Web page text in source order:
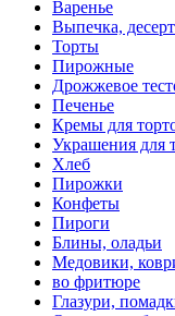
Варенье
Выпечка,
Торты
Пирожные
Дрожжевое
Печенье
Кремы для
Украшения для
Хлеб
Пирожки
Конфеты
Пироги
Блины, оладьи
Медовики,
во фритюре
Глазури,